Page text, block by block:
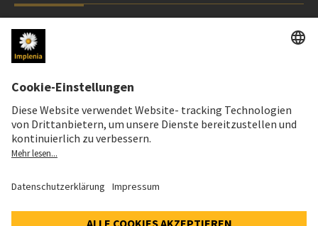
SWX: Implenia AG
ISIN: CH0023868554
62,30 CHF
0,00 CHF (0,00%)
Details
LINKS
zu implenia.com